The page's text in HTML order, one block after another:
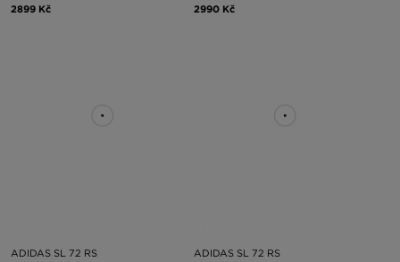
2899 Kč 2990 Kč
ADIDAS SL 72 RS ADIDAS SL 72 RS